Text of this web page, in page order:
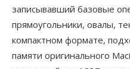
записывавший базовые
прямоугольники, овалы,
компактном формате,
памяти оригинального